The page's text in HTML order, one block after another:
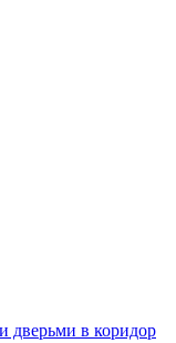
дверьми в коридор